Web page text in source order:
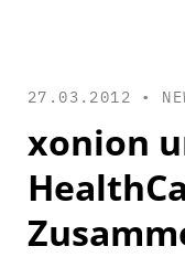
27.03.2012 •
xonion